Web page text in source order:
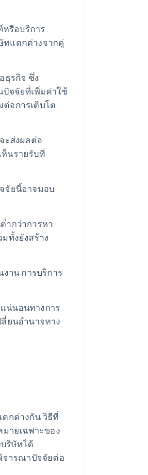
รือบริการ
ทแตกต่างจากคู่
ธุรกิจ ซึ่ง
ปัจจัยที่เพิ่มค่าใช้
อการเติบโต
ะส่งผลต่อ
นรายรับที่
จัยนี้อาจมอบ
ากว่าการหา
ทั้งยังสร้าง
าน การบริการ
น่นอนทางการ
ยนอํานาจทาง
กต่างกัน วิธีที่
ายเฉพาะของ
ริษัทได้
จารณาปัจจัยต่อ